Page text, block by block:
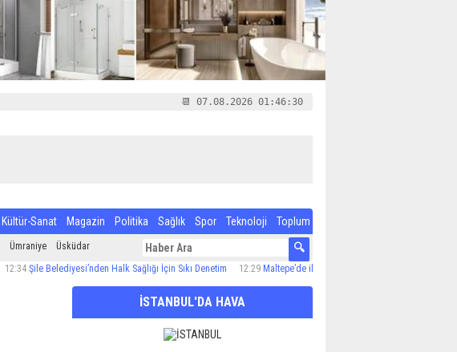
📆 07.08.2026 01:46:31
Kültür-Sanat Magazin Politika Sağlık Spor Teknoloji Toplum
Ümraniye
Üsküdar
Şile Belediyesi’nden Halk Sağlığı İçin Sıkı Denetim 12:29 Maltepe’de ilaçlama çalışmaları sürüyor
İSTANBUL'DA HAVA